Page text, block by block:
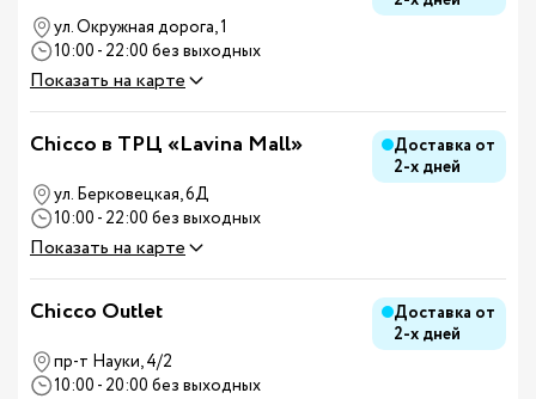
ул. Окружная дорога, 1
10:00 - 22:00 без выходных
Показать на карте
Chicco в ТРЦ «Lavina Mall»
Доставка от
2-х дней
ул. Берковецкая, 6Д
10:00 - 22:00 без выходных
Показать на карте
Chicco Outlet
Доставка от
2-х дней
пр-т Науки, 4/2
10:00 - 20:00 без выходных